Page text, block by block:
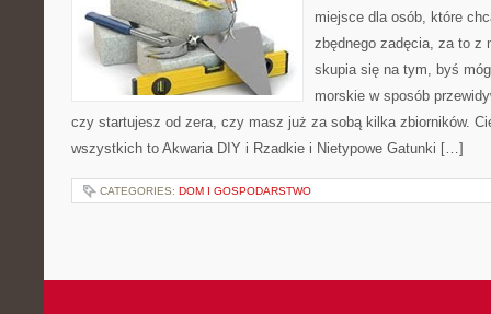
miejsce dla osób, które
zbędnego zadęcia, za to z
skupia się na tym, byś
morskie w sposób
czy startujesz od zera, czy masz już za sobą kilka zbiorników.
wszystkich to Akwaria DIY i Rzadkie i Nietypowe Gatunki […]
CATEGORIES: DOM I GOSPODARSTWO